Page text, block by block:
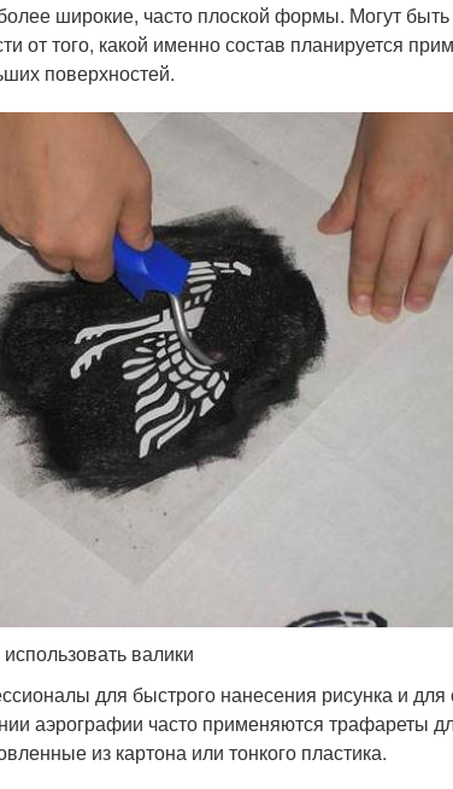
широкие, часто плоской формы. Могут
от того, какой именно состав планируется
поверхностей.
валики
для быстрого нанесения рисунка и
аэрографии часто применяются трафареты
из картона или тонкого пластика.